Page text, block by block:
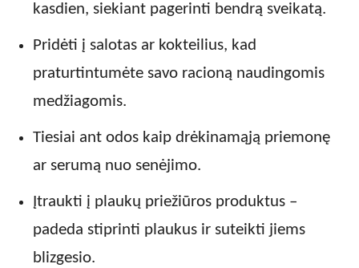
kasdien, siekiant pagerinti bendrą sveikatą.
Pridėti į salotas ar kokteilius, kad
praturtintumėte savo racioną naudingomis
medžiagomis.
Tiesiai ant odos kaip drėkinamąją priemonę
ar serumą nuo senėjimo.
Įtraukti į plaukų priežiūros produktus –
padeda stiprinti plaukus ir suteikti jiems
blizgesio.